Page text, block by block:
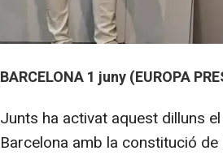
BARCELONA 1 juny (EUROPA
Junts ha activat aquest dilluns
Barcelona amb la constitució